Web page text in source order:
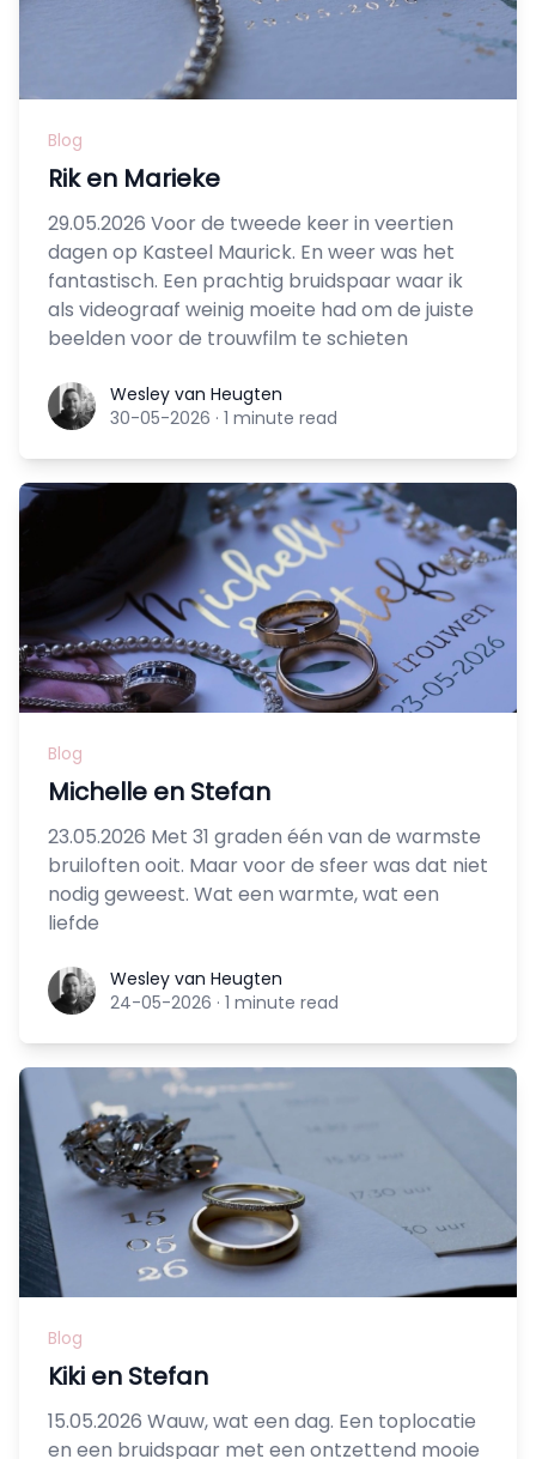
Blog
Rik en Marieke
29.05.2026 Voor de tweede keer in veertien
dagen op Kasteel Maurick. En weer was het
fantastisch. Een prachtig bruidspaar waar ik
als videograaf weinig moeite had om de juiste
beelden voor de trouwfilm te schieten
Wesley van Heugten
Wesley van Heugten
30-05-2026 · 1 minute read
Blog
Michelle en Stefan
23.05.2026 Met 31 graden één van de warmste
bruiloften ooit. Maar voor de sfeer was dat niet
nodig geweest. Wat een warmte, wat een
liefde
Wesley van Heugten
Wesley van Heugten
24-05-2026 · 1 minute read
Blog
Kiki en Stefan
15.05.2026 Wauw, wat een dag. Een toplocatie
en een bruidspaar met een ontzettend mooie